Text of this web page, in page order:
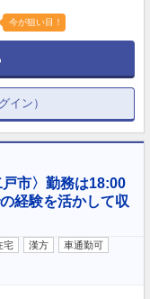
今が狙い目！
イン）
市〉勤務は18:00
経験を活かして収
宅 漢方
車通勤可